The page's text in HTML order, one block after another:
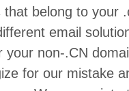
belong to your
email
your non-.CN
for our mistake